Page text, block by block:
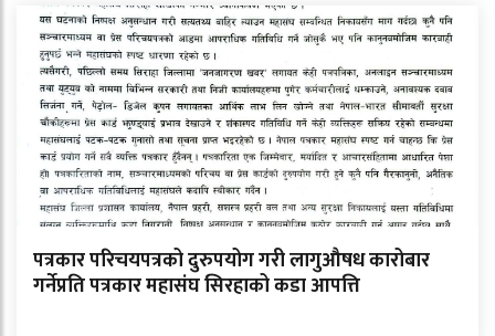
पत्रकार परिचयपत्रको दुरुपयोग गरी लागुऔषध कारोबार
गर्नेप्रति पत्रकार महासंघ सिरहाको कडा आपत्ति